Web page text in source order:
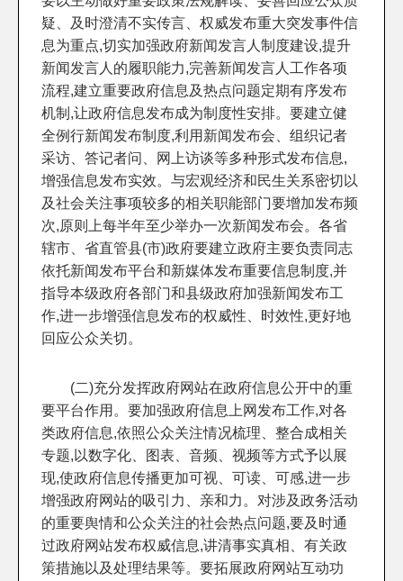
疑、及时澄清不实传言、权威发布重大突发事件信
息为重点,切实加强政府新闻发言人制度建设,提升
新闻发言人的履职能力,完善新闻发言人工作各项
流程,建立重要政府信息及热点问题定期有序发布
机制,让政府信息发布成为制度性安排。要建立健
全例行新闻发布制度,利用新闻发布会、组织记者
采访、答记者问、网上访谈等多种形式发布信息,
增强信息发布实效。与宏观经济和民生关系密切以
及社会关注事项较多的相关职能部门要增加发布频
次,原则上每半年至少举办一次新闻发布会。各省
辖市、省直管县(市)政府要建立政府主要负责同志
依托新闻发布平台和新媒体发布重要信息制度,并
指导本级政府各部门和县级政府加强新闻发布工
作,进一步增强信息发布的权威性、时效性,更好地
回应公众关切。
(二)充分发挥政府网站在政府信息公开中的重
要平台作用。要加强政府信息上网发布工作,对各
类政府信息,依照公众关注情况梳理、整合成相关
专题,以数字化、图表、音频、视频等方式予以展
现,使政府信息传播更加可视、可读、可感,进一步
增强政府网站的吸引力、亲和力。对涉及政务活动
的重要舆情和公众关注的社会热点问题,要及时通
过政府网站发布权威信息,讲清事实真相、有关政
策措施以及处理结果等。要拓展政府网站互动功